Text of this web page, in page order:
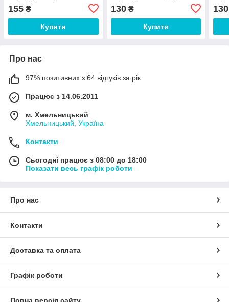
155 ₴
Купити
130₴
Купити
130
Про нас
97% позитивних з 64 відгуків за рік
Працює з 14.06.2011
м. Хмельницький
Хмельницький, Україна
Контакти
Сьогодні працює з 08:00 до 18:00
Показати весь графік роботи
Про нас
Контакти
Доставка та оплата
Графік роботи